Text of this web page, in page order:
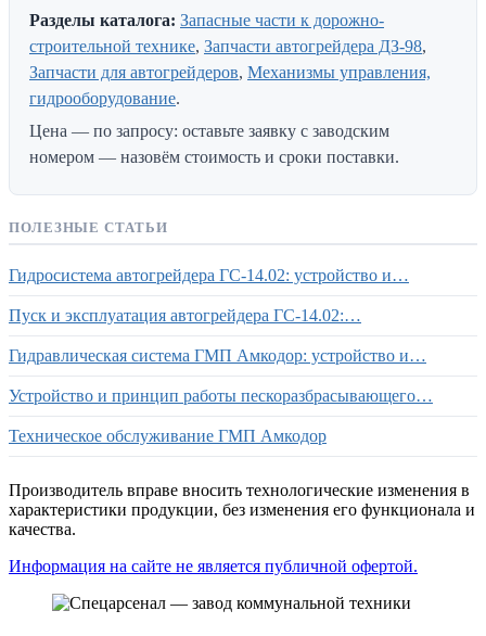
Разделы каталога: Запасные части к дорожно-
строительной технике, Запчасти автогрейдера ДЗ-98,
Запчасти для автогрейдеров, Механизмы управления,
гидрооборудование.
Цена — по запросу: оставьте заявку с заводским
номером — назовём стоимость и сроки поставки.
ПОЛЕЗНЫЕ СТАТЬИ
Гидросистема автогрейдера ГС-14.02: устройство и…
Пуск и эксплуатация автогрейдера ГС-14.02:…
Гидравлическая система ГМП Амкодор: устройство и…
Устройство и принцип работы пескоразбрасывающего…
Техническое обслуживание ГМП Амкодор
Производитель вправе вносить технологические изменения в
характеристики продукции, без изменения его функционала и
качества.
Информация на сайте не является публичной офертой.